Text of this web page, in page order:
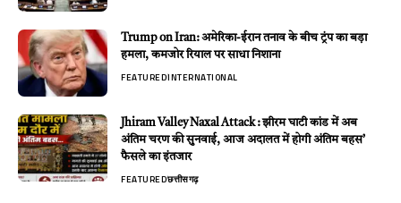
Trump on Iran: अमेरिका-ईरान तनाव के बीच ट्रंप का बड़ा
हमला, कमजोर रियाल पर साधा निशाना
FEATUREDINTERNATIONAL
Jhiram Valley Naxal Attack : झीरम घाटी कांड में अब
अंतिम चरण की सुनवाई, आज अदालत में होगी अंतिम बहस’
फैसले का इंतजार
FEATUREDछत्तीसगढ़